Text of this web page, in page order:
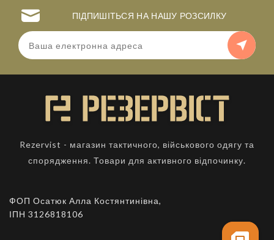
ПІДПИШІТЬСЯ НА НАШУ РОЗСИЛКУ
Rezervist - магазин тактичного, військового одягу та
спорядження. Товари для активного відпочинку.
ФОП Осатюк Алла Костянтинівна,
ІПН 3126818106